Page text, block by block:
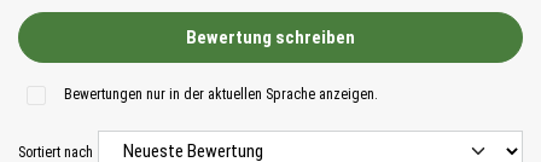
Bewertung schreiben
Bewertungen nur in der aktuellen Sprache anzeigen.
Sortiert nach